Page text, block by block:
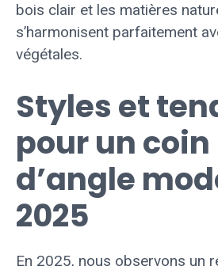
bois clair et les matières
s’harmonisent parfaitement
végétales.
Styles et
pour un
d’angle
2025
En 2025, nous observons un